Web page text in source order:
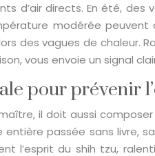
d’air directs. En été,
modérée peuvent
des vagues de chaleur.
vous envoie un signal
pour prévenir
il doit aussi
passée sans livre,
l’esprit du shih tzu,